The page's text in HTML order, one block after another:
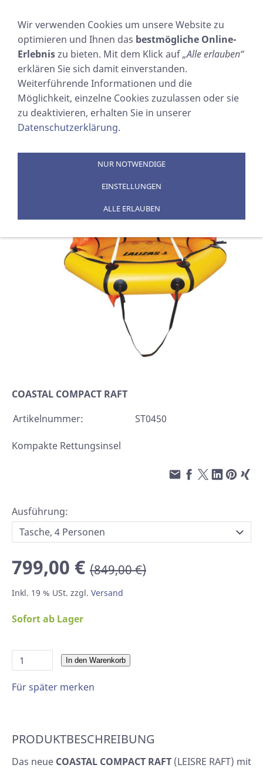
COASTAL COMPACT
RAFT
Sie sind hier:SOSTECHNIC Sicherheitsausrüstung
GmbH»PRODUKTE»RETTUNGSINSELN
COASTAL COMPACT RAFT
Artikelnummer:
ST0450
Kompakte Rettungsinsel
Ausführung:
799,00 € (849,00 €)
Inkl. 19 % USt. zzgl. Versand
Sofort ab Lager
In den Warenkorb
Für später merken
PRODUKTBESCHREIBUNG
Das neue COASTAL COMPACT RAFT (LEISRE RAFT) mit
Wir verwenden Cookies um unsere Website zu
optimieren und Ihnen das bestmögliche Online-
Erlebniszu bieten. Mit dem Klick auf„Alle erlauben“
erklären Sie sich damit einverstanden.
Weiterführende Informationen und die
Möglichkeit, einzelne Cookies zuzulassen oder sie
zu deaktivieren, erhalten Sie in unserer
Datenschutzerklärung.
NUR NOTWENDIGE
EINSTELLUNGEN
ALLE ERLAUBEN